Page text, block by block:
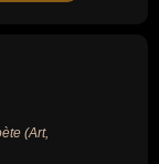
(Art,